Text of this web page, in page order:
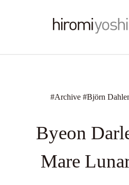
#Archive#Björn
Byeon
Mare